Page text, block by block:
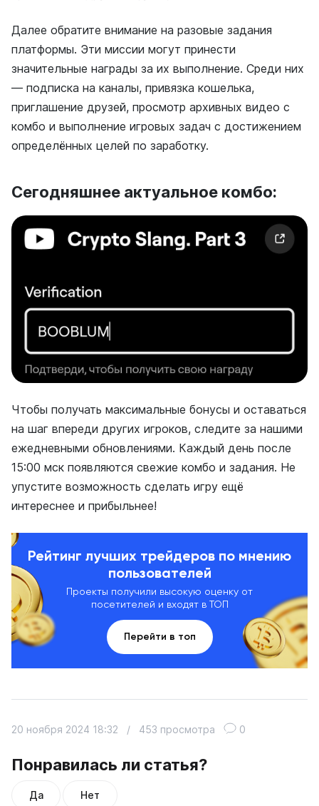
Далее обратите внимание на разовые задания
платформы. Эти миссии могут принести
значительные награды за их выполнение. Среди них
— подписка на каналы, привязка кошелька,
приглашение друзей, просмотр архивных видео с
комбо и выполнение игровых задач с достижением
определённых целей по заработку.
Сегодняшнее актуальное комбо:
Чтобы получать максимальные бонусы и оставаться
на шаг впереди других игроков, следите за нашими
ежедневными обновлениями. Каждый день после
15:00 мск появляются свежие комбо и задания. Не
упустите возможность сделать игру ещё
интереснее и прибыльнее!
Рейтинг лучших трейдеров по мнению
пользователей
Проекты получили высокую оценку от
посетителей и входят в ТОП
Перейти в топ
Понравилась ли статья?
Да Нет
20 ноября 2024 18:32 / 453 просмотра 0